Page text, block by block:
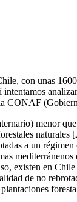
con unas
CONAF
menor
a un
existen en
de no